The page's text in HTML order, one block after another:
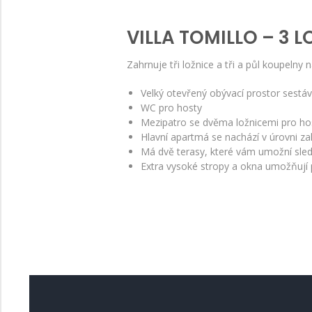
VILLA TOMILLO – 3
Zahrnuje tři ložnice a tři a půl koupelny
Velký otevřený obývací prostor
WC pro hosty
Mezipatro se dvěma ložnicemi pro
Hlavní apartmá se nachází v úrovni
Má dvě terasy, které vám umožní
Extra vysoké stropy a okna